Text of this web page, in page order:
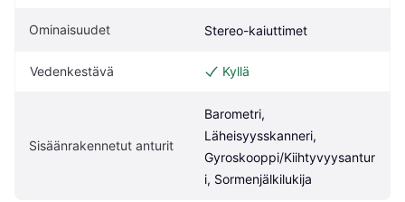
Ominaisuudet Stereo-kaiuttimet
Vedenkestävä Kyllä
Sisäänrakennetut anturit
Barometri,
Läheisyysskanneri,
Gyroskooppi/Kiihtyvyysantur
i, Sormenjälkilukija